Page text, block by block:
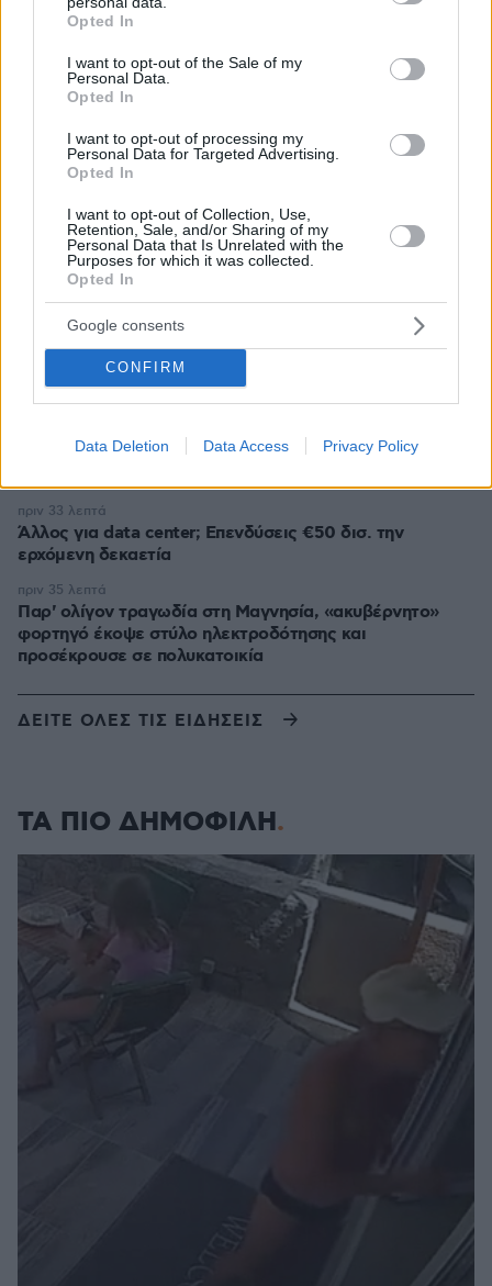
grant or deny consent to Google and its third-party tags to
use your data for below specified purposes in below Google
consent section.
Opted In
I want to opt-out of the Sale of my
Personal Data.
Opted In
I want to opt-out of processing my
Personal Data for Targeted Advertising.
Opted In
I want to opt-out of Collection, Use,
Retention, Sale, and/or Sharing of my
Personal Data that Is Unrelated with the
Purposes for which it was collected.
Opted In
Google consents
CONFIRM
Data Deletion Data Access Privacy Policy
Φάτε σούπα με κρέας... σκύλου: Τα κρατικά ΜΜΕ στη
Βόρεια Κορέα τη συστήνουν ως διέξοδο στον καύσωνα
πριν 17 λεπτά
καταναλώνουμε
πριν 19 λεπτά
κατοικίδια
πριν 19 λεπτά
Η Λίβερπουλ δεν ξέχασε τον Ζότα, το πρόσωπό του στο
πριν 20 λεπτά
Χωρίς ενεργό μέτωπο η φωτιά στο Στεφάνι Κορινθίας,
ξεκίνησε από περιοχή με φωτοβολταϊκά λέει ο
πριν 24 λεπτά
Αντικαταθλιπτικά: Γιατί η διακοπή τους προκαλεί φόβο –
Άλλος για data center; Επενδύσεις €50 δισ. την
ερχόμενη δεκαετία
πριν 33 λεπτά
Παρ' ολίγον τραγωδία στη Μαγνησία, «ακυβέρνητο»
φορτηγό έκοψε στύλο ηλεκτροδότησης και
προσέκρουσε σε πολυκατοικία
πριν 35 λεπτά
ΔΕΙΤΕ ΟΛΕΣ ΤΙΣ ΕΙΔΗΣΕΙΣ
ΤΑ ΠΙΟ ΔΗΜΟΦΙΛΗ